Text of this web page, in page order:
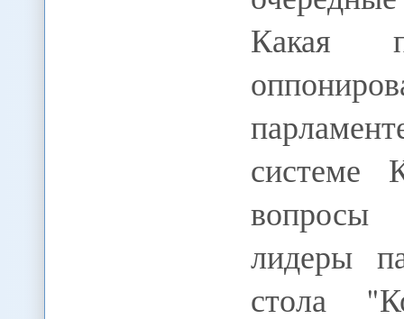
Какая
системе
вопросы
лидеры
стола